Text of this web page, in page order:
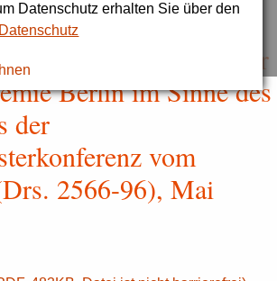
Datenschutz erhalten Sie über den
Datenschutzzur Feststellung der
der Abschlüsse der
Berlin im Sinne des
der
vom
2566-96), Mai